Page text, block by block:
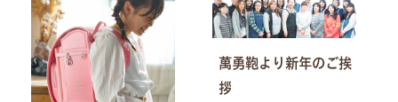
っしゃると思います。
周りの子よりも、ちょ
っぴり背伸びした
い…。そんなお子さま
女の子にとっては、フ
ァッションと同じくら
い、ランドセルの印象
も大切ですよね。今回
萬勇鞄より新年のご挨
拶